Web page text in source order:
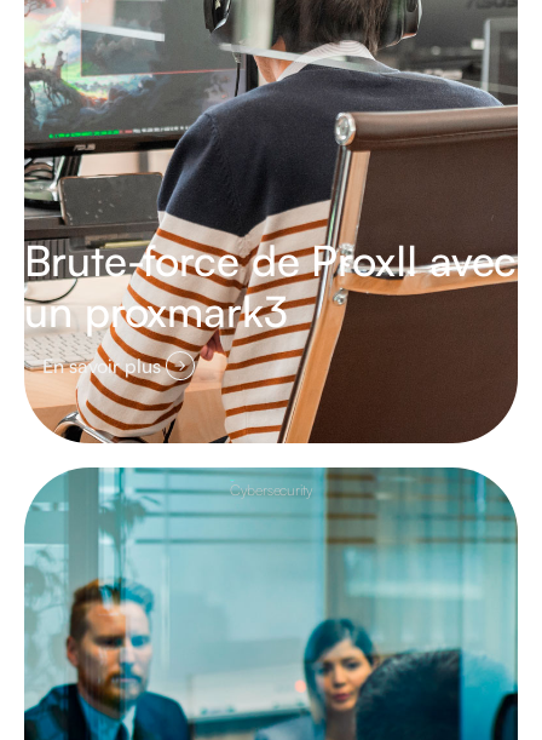
Brute-force de ProxII avec
un proxmark3
En savoir plus
Cybersecurity